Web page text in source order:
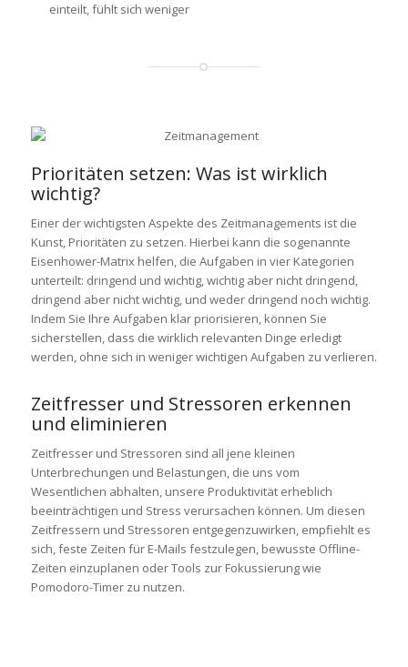
einteilt, fühlt sich weniger
Prioritäten setzen: Was ist wirklich
wichtig?
Einer der wichtigsten Aspekte des Zeitmanagements ist die
Kunst, Prioritäten zu setzen. Hierbei kann die sogenannte
Eisenhower-Matrix helfen, die Aufgaben in vier Kategorien
unterteilt: dringend und wichtig, wichtig aber nicht dringend,
dringend aber nicht wichtig, und weder dringend noch wichtig.
Indem Sie Ihre Aufgaben klar priorisieren, können Sie
sicherstellen, dass die wirklich relevanten Dinge erledigt
werden, ohne sich in weniger wichtigen Aufgaben zu verlieren.
Zeitfresser und Stressoren erkennen
und eliminieren
Zeitfresser und Stressoren sind all jene kleinen
Unterbrechungen und Belastungen, die uns vom
Wesentlichen abhalten, unsere Produktivität erheblich
beeinträchtigen und Stress verursachen können. Um diesen
Zeitfressern und Stressoren entgegenzuwirken, empfiehlt es
sich, feste Zeiten für E-Mails festzulegen, bewusste Offline-
Zeiten einzuplanen oder Tools zur Fokussierung wie
Pomodoro-Timer zu nutzen.